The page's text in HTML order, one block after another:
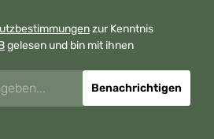
zur Kenntnis
gelesen und bin mit ihnen
Benachrichtigen